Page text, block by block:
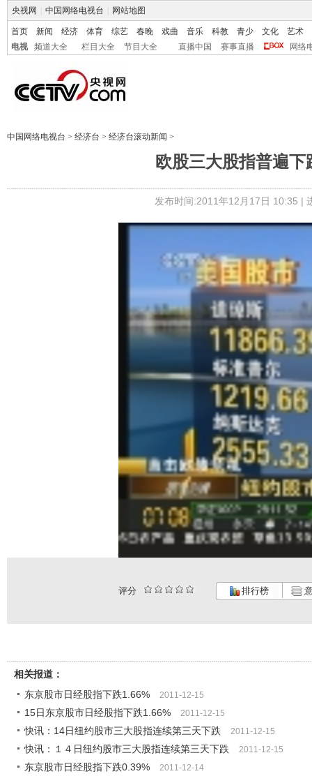
央视网 中国网络电视台 网站地图
首页 新闻 经济 体育 综艺 春晚 戏曲 音乐 科教 青少 文化
艺术
电视
频道大全 栏目大全 节目大全 直播中国 赛事直播 网络
中国网络电视台 > 经济台 > 经济台滚动新闻 >
欧股三大股指普遍
发布时间:2011年12月17日 10:35 |
评分 排行榜
相关报道：
东京股市日经股指下跌1.66%
2011-12-15
15日东京股市日经股指下跌1.66% 2011-12-15
快讯：14日纽约股市三大股指连续第三天下跌 2011-12-15
快讯：１４日纽约股市三大股指连续第三天下跌 2011-12-15
东京股市日经股指下跌0.39% 2011-12-14